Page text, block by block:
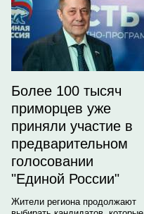
Более 100 тысяч
приморцев уже
приняли участие в
предварительном
голосовании
"Единой России"
Жители региона продолжают